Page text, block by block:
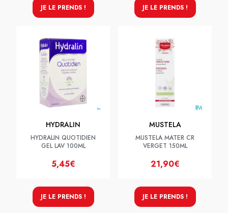
JE LE PRENDS ! JE LE PRENDS !
HYDRALIN
HYDRALIN QUOTIDIEN
GEL LAV 100ML
5,45€
JE LE PRENDS !
MUSTELA
MUSTELA MATER CR
VERGET 150ML
21,90€
JE LE PRENDS !